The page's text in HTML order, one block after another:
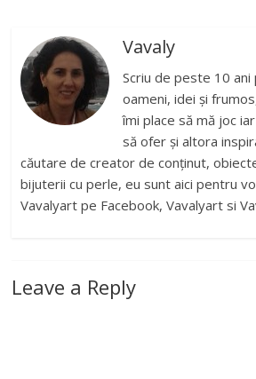
Vavaly
Scriu de peste 10
oameni, idei și
îmi place să mă joc
să ofer și altora
căutare de creator de conținut,
bijuterii cu perle, eu sunt aici pentru
Vavalyart pe Facebook, Vavalyart si
Leave a Reply